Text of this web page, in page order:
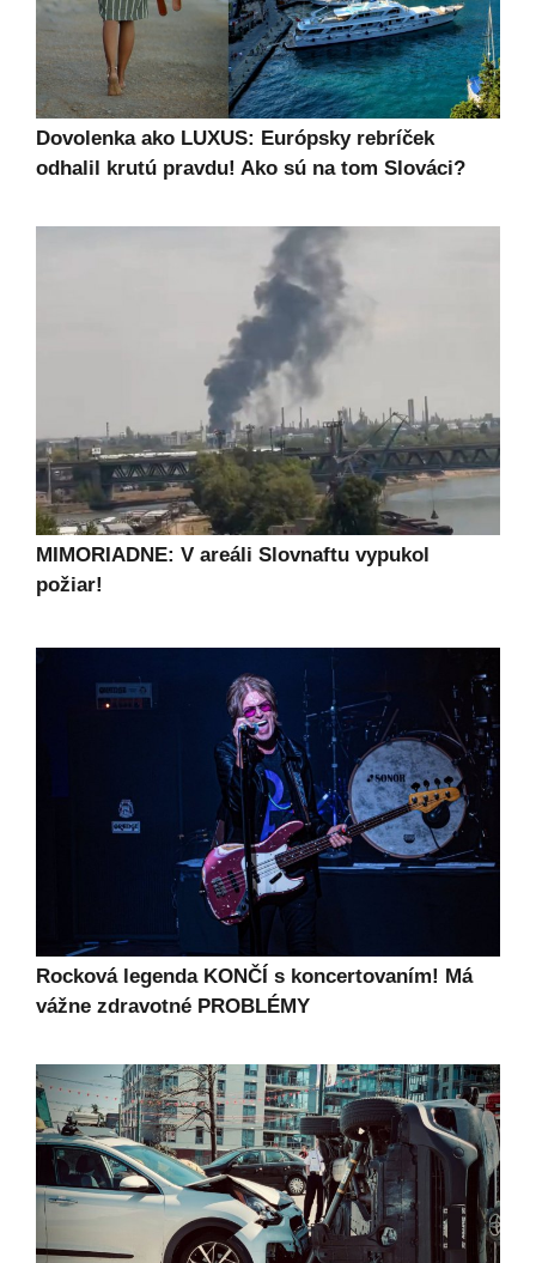
Dovolenka ako LUXUS: Európsky rebríček
odhalil krutú pravdu! Ako sú na tom Slováci?
MIMORIADNE: V areáli Slovnaftu vypukol
požiar!
Rocková legenda KONČÍ s koncertovaním! Má
vážne zdravotné PROBLÉMY